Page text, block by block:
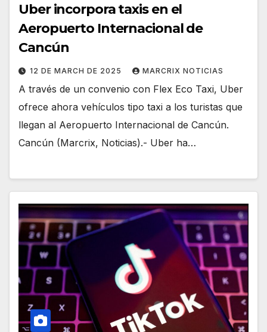
Uber incorpora taxis en el
Aeropuerto Internacional de
Cancún
12 DE MARCH DE 2025 MARCRIX NOTICIAS
A través de un convenio con Flex Eco Taxi, Uber
ofrece ahora vehículos tipo taxi a los turistas que
llegan al Aeropuerto Internacional de Cancún.
Cancún (Marcrix, Noticias).- Uber ha…